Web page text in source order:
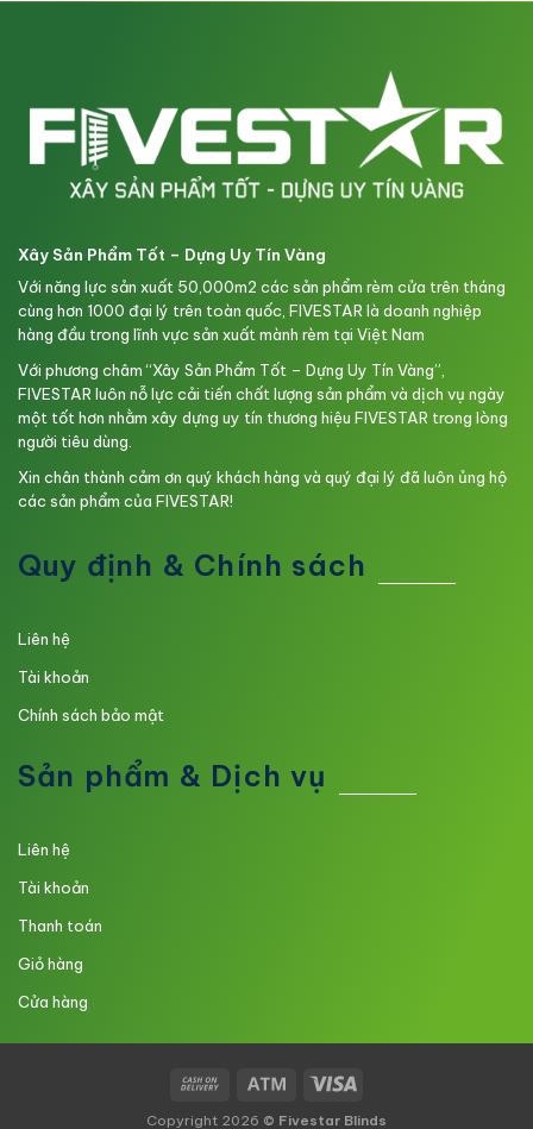
Xây Sản Phẩm Tốt – Dựng Uy Tín Vàng
Với năng lực sản xuất 50,000m2 các sản phẩm rèm cửa trên tháng
cùng hơn 1000 đại lý trên toàn quốc, FIVESTAR là doanh nghiệp
hàng đầu trong lĩnh vực sản xuất mành rèm tại Việt Nam
Với phương châm “Xây Sản Phẩm Tốt – Dựng Uy Tín Vàng”,
FIVESTAR luôn nỗ lực cải tiến chất lượng sản phẩm và dịch vụ ngày
một tốt hơn nhằm xây dựng uy tín thương hiệu FIVESTAR trong lòng
người tiêu dùng.
Xin chân thành cảm ơn quý khách hàng và quý đại lý đã luôn ủng hộ
các sản phẩm của FIVESTAR!
Quy định & Chính sách
Liên hệ
Tài khoản
Chính sách bảo mật
Sản phẩm & Dịch vụ
Liên hệ
Tài khoản
Thanh toán
Giỏ hàng
Cửa hàng
Copyright 2026 © Fivestar Blinds